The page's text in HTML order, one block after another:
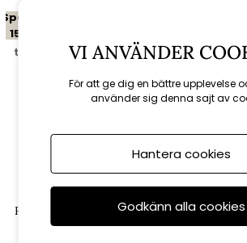
Spara
15%
till 16/8
Roll serveringsvagn inkl teak
bricka - lava grey
till 16/8
Level
VI ANVÄNDER
För att ge dig en bättre upplevelse
använder sig denna sajt av
Hantera cookies
Godkänn alla cookies